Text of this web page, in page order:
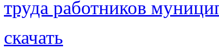
труда работников
скачать